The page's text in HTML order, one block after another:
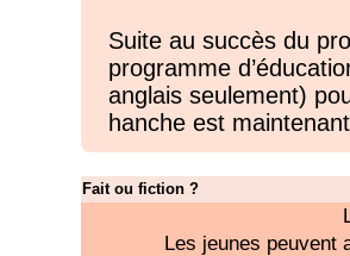
Suite au succès du
programme
anglais seulement)
hanche est
Fait ou fiction ?
Les jeunes peuvent